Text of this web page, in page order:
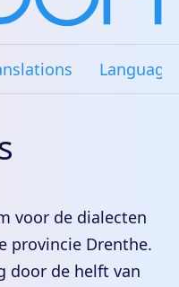
voor de dialecten
provincie Drenthe.
door de helft van